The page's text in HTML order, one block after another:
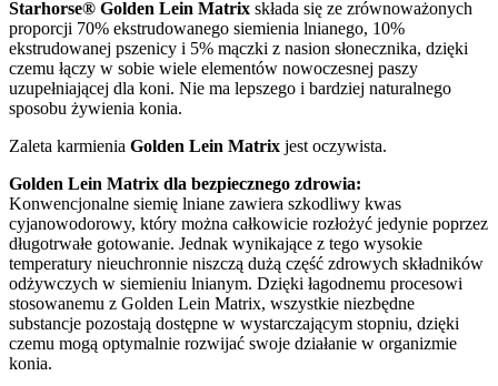
Starhorse® Golden Lein Matrix składa się ze zrównoważonych
proporcji 70% ekstrudowanego siemienia lnianego, 10%
ekstrudowanej pszenicy i 5% mączki z nasion słonecznika, dzięki
czemu łączy w sobie wiele elementów nowoczesnej paszy
uzupełniającej dla koni. Nie ma lepszego i bardziej naturalnego
sposobu żywienia konia.
Zaleta karmienia Golden Lein Matrix jest oczywista.
Golden Lein Matrix dla bezpiecznego zdrowia:
Konwencjonalne siemię lniane zawiera szkodliwy kwas
cyjanowodorowy, który można całkowicie rozłożyć jedynie poprzez
długotrwałe gotowanie. Jednak wynikające z tego wysokie
temperatury nieuchronnie niszczą dużą część zdrowych składników
odżywczych w siemieniu lnianym. Dzięki łagodnemu procesowi
stosowanemu z Golden Lein Matrix, wszystkie niezbędne
substancje pozostają dostępne w wystarczającym stopniu, dzięki
czemu mogą optymalnie rozwijać swoje działanie w organizmie
konia.